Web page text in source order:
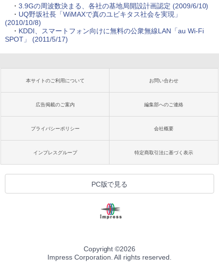
・ 3.9Gの周波数決まる、各社の基地局開設計画認定 (2009/6/10)
・ UQ野坂社長「WiMAXで真のユビキタス社会を実現」
(2010/10/8)
・ KDDI、スマートフォン向けに無料の公衆無線LAN「au Wi-Fi
SPOT」 (2011/5/17)
本サイトのご利用について お問い合わせ
広告掲載のご案内 編集部へのご連絡
プライバシーポリシー 会社概要
インプレスグループ 特定商取引法に基づく表示
PC版で見る
Copyright ©2026
Impress Corporation. All rights reserved.